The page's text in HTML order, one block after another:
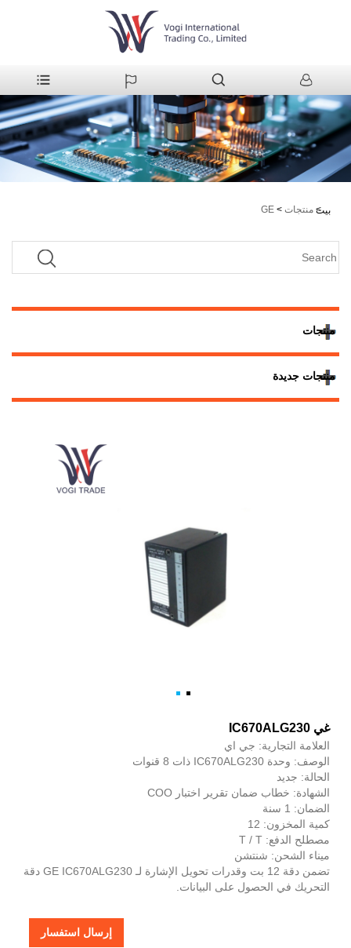
بيت
> منتجات >
GE
منتجات
منتجات جديدة
غي IC670ALG230
العلامة التجارية: جي اي
الوصف: وحدة IC670ALG230 ذات 8 قنوات
الحالة: جديد
الشهادة: خطاب ضمان تقرير اختبار COO
الضمان: 1 سنة
كمية المخزون: 12
مصطلح الدفع: T / T
ميناء الشحن: شنتشن
تضمن دقة 12 بت وقدرات تحويل الإشارة لـ GE IC670ALG230 دقة
التحريك في الحصول على البيانات.
إرسال استفسار